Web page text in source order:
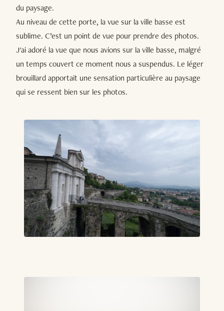
du paysage.
Au niveau de cette porte, la vue sur la ville basse est
sublime. C’est un point de vue pour prendre des photos.
J'ai adoré la vue que nous avions sur la ville basse, malgré
un temps couvert ce moment nous a suspendus. Le léger
brouillard apportait une sensation particulière au paysage
qui se ressent bien sur les photos.